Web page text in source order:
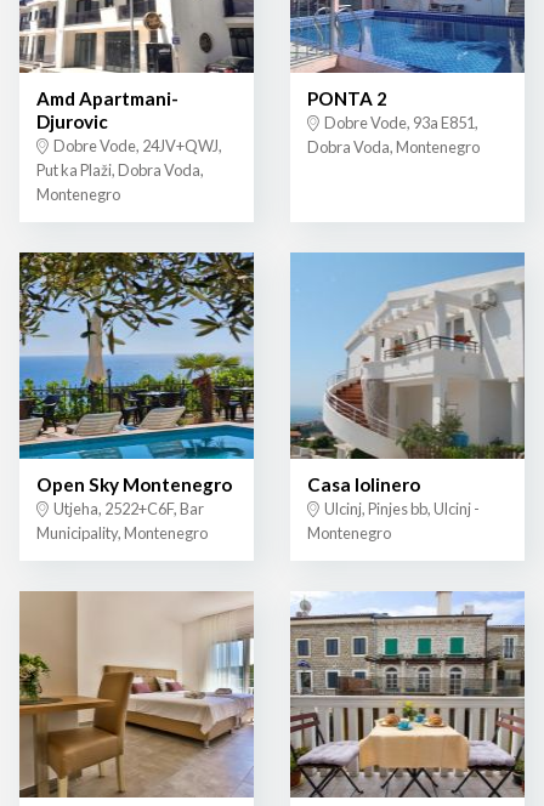
Amd Apartmani-
Djurovic
Dobre Vode, 24JV+QWJ,
Put ka Plaži, Dobra Voda,
Montenegro
PONTA 2
Dobre Vode, 93a E851,
Dobra Voda, Montenegro
Open Sky Montenegro
Utjeha, 2522+C6F, Bar
Municipality, Montenegro
Casa lolinero
Ulcinj, Pinjes bb, Ulcinj -
Montenegro